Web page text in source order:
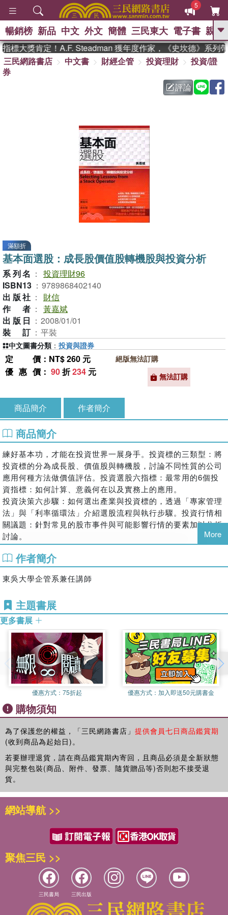
5
GO
熱搜： 東野圭吾 、 高希均教授回憶錄
暑期推薦 、 國際布克
方念華 、 台灣的李
暢銷榜 新品 中文 外文 簡體 三民東大 電子書 親子
標大獎肯定！A.F. Steadman 獲年度作家，《史坎德》系列帶
三民網路書店
中文書 財經企管 投資理財
投資/證
券
評論
滿額折
基本面選股：成長股價值股轉機股與投資分析
系列名 ： 投資理財96
ISBN13 ： 9789868402140
出版社 ：
財信
作者 ： 黃嘉斌
出版日 ： 2008/01/01
裝訂 ： 平裝
定價 ：NT$ 260 元
優惠價 ： 90折234 元
絕版無法訂購
無法訂購
中文圖書分類 ： 投資與證券
商品簡介 作者簡介
商品簡介
練好基本功，才能在投資世界一展身手。投資標的三類型：將
投資標的分為成長股、價值股與轉機股，討論不同性質的公司
應用何種方法做價值評估。投資選股六指標：最常用的6個投
資指標：如何計算、意義何在以及實務上的應用。
投資決策六步驟：如何選出產業與投資標的，透過「專家管理
法」與「利率循環法」介紹選股流程與執行步驟。投資行情相
關議題：針對常見的股市事件與可能影響行情的要素加以分析
討論。
More
作者簡介
東吳大學企管系兼任講師
主題書展
更多書展
優惠方式： 75折起 優惠方式： 加入即送50元購書金
購物須知
為了保護您的權益，「三民網路書店」 提供會員七日商品鑑賞期
(收到商品為起始日)。
若要辦理退貨，請在商品鑑賞期內寄回，且商品必須是全新狀態
與完整包裝(商品、附件、發票、隨貨贈品等)否則恕不接受退
貨。
網站導航 >>
聚焦三民 >>
三民書局 三民出版